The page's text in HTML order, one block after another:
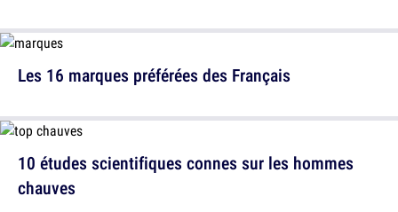
10 études scientifiques connes sur les hommes
chauves
Les 16 marques préférées des Français